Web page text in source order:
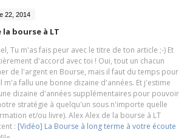
22, 2014
la bourse à LT
Tu m'as fais peur avec le titre de ton article ;-) Et
d'accord avec toi ! Oui, tout un chacun
de l'argent en Bourse, mais il faut du temps pour
m'a fallu une bonne dizaine d'années. Et j'estime
dizaine d'années supplémentaires pour pouvoir
stratégie à quelqu'un sous n'importe quelle
et/ou livre). AlexAlex de la bourse à LT
: [Vidéo] La Bourse à long terme à votre écoute